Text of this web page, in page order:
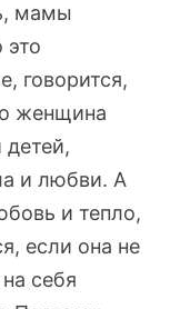
мамы
это
говорится,
женщина
детей,
и любви. А
и тепло,
если она не
себя